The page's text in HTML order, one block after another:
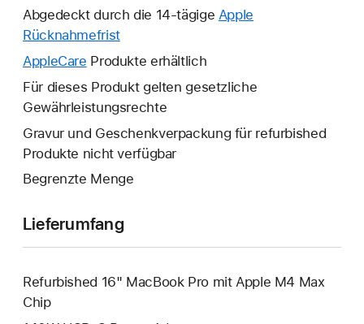
neues
geöffnet.
Abgedeckt durch die 14-tägige Apple
RücknahmefristEin
neues
wird
geöffnet.
AppleCare Ein
neues
Fenster
geöffnet.
Produkte erhältlich
Für dieses Produkt gelten gesetzliche
Gewährleistungsrechte
Gravur und Geschenkverpackung für refurbished
Produkte nicht verfügbar
Begrenzte Menge
Lieferumfang
Refurbished 16" MacBook Pro mit Apple M4 Max
Chip